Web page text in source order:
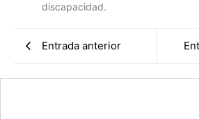
discapacidad.
Entrada anterior